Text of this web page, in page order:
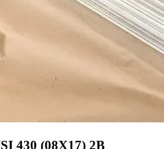
430 (08Х17) 2B